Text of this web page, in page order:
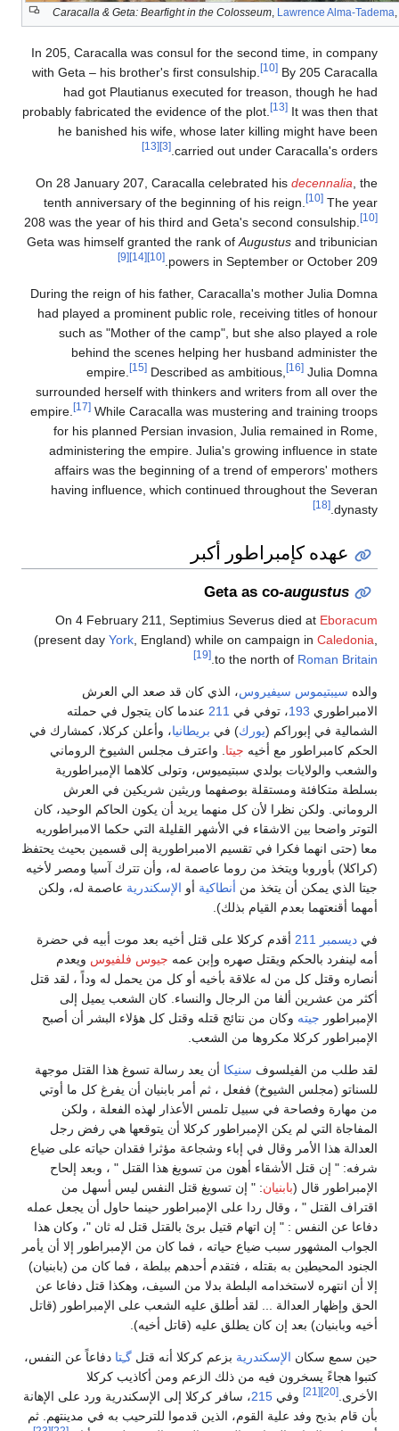
Caracalla & Geta: Bearfight in the Colosseum, Lawrence Alma-Tadema
In 205, Caracalla was consul for the second time, in company
with Geta – his brother's first consulship.
[10] By 205 Caracalla
had got Plautianus executed for treason, though he had
probably fabricated the evidence of the plot.
[13] It was then that
he banished his wife, whose later killing might have been
carried out under Caracalla's orders.
[3]
[13]
On 28 January 207, Caracalla celebrated his decennalia, the
tenth anniversary of the beginning of his reign.
[10] The year
208 was the year of his third and Geta's second consulship.
[10]
Geta was himself granted the rank ofAugustus and tribunician
powers in September or October 209.
[10]
[14]
[9]
During the reign of his father, Caracalla's mother Julia Domna
had played a prominent public role, receiving titles of honour
such as "Mother of the camp", but she also played a role
behind the scenes helping her husband administer the
empire.
[15] Described as ambitious, [16] Julia Domna
surrounded herself with thinkers and writers from all over the
empire.
[17] While Caracalla was mustering and training troops
for his planned Persian invasion, Julia remained in Rome,
administering the empire. Julia's growing influence in state
affairs was the beginning of a trend of emperors' mothers
having influence, which continued throughout the Severan
dynasty.
[18]
عهده كإمبراطور أكبر
Geta as co-augustus
On 4 February 211, Septimius Severus died at Eboracum
(present day York, England) while on campaign in Caledonia,
to the north of Roman Britain
.
[19]
والده سيبتيموس سيفيروس، الذي كان قد صعد الي العرش
الامبراطوري 193، توفي في 211 عندما كان يتجول في حملته
الشمالية في إبوراكم (يورك) في بريطانيا، وأعلن كركلا، كمشارك في
الحكم كامبراطور مع أخيه جيتا. واعترف مجلس الشيوخ الروماني
والشعب والولايات بولدي سبتيميوس، وتولى كلاهما الإمبراطورية
بسلطة متكافئة ومستقلة بوصفهما وريثين شريكين في العرش
الروماني. ولكن نظرا لأن كل منهما يريد أن يكون الحاكم الوحيد، كان
التوتر واضحا بين الاشقاء في الأشهر القليلة التي حكما الامبراطوريه
معا (حتى انهما فكرا في تقسيم الامبراطورية إلى قسمين بحيث يحتفظ
(كراكلا) بأوروبا ويتخذ من روما عاصمة له، وأن تترك آسيا ومصر لأخيه
جيتا الذي يمكن أن يتخذ من أنطاكية أو الإسكندرية عاصمة له، ولكن
أمهما أقنعتهما بعدم القيام بذلك).
في ديسمبر 211 أقدم كركلا على قتل أخيه بعد موت أبيه في حضرة
أمه لينفرد بالحكم ويقتل صهره وإبن عمه جيوس فلفيوس ويعدم
أنصاره وقتل كل من له علاقة بأخيه أو كل من يحمل له وداً ، لقد قتل
أكثر من عشرين ألفا من الرجال والنساء. كان الشعب يميل إلى
الإمبراطور جيته وكان من نتائج قتله وقتل كل هؤلاء البشر أن أصبح
الإمبراطور كركلا مكروها من الشعب.
لقد طلب من الفيلسوف سنيكا أن يعد رسالة تسوغ هذا القتل موجهة
للسناتو (مجلس الشيوخ) ففعل ، ثم أمر بابنيان أن يفرغ كل ما أوتي
من مهارة وفصاحة في سبيل تلمس الأعذار لهذه الفعلة ، ولكن
المفاجاة التي لم يكن الإمبراطور كركلا أن يتوقعها هي رفض رجل
العدالة هذا الأمر وقال في إباء وشجاعة مؤثرا فقدان حياته على ضياع
شرفه: " إن قتل الأشقاء أهون من تسويغ هذا القتل " ، وبعد إلحاح
الإمبراطور قال (بابنيان: " إن تسويغ قتل النفس ليس أسهل من
اقتراف القتل " ، وقال ردا على الإمبراطور حينما حاول أن يجعل عمله
دفاعا عن النفس : " إن اتهام قتيل برئ بالقتل قتل له ثان "، وكان هذا
الجواب المشهور سبب ضياع حياته ، فما كان من الإمبراطور إلا أن يأمر
الجنود المحيطين به بقتله ، فتقدم أحدهم ببلطة ، فما كان من (بابنيان)
إلا أن انتهره لاستخدامه البلطة بدلا من السيف، وهكذا قتل دفاعا عن
الحق وإظهار العدالة ... لقد أطلق عليه الشعب على الإمبراطور (قاتل
أخيه وبابنيان) بعد إن كان يطلق عليه (قاتل أخيه).
حين سمع سكان الإسكندرية بزعم كركلا أنه قتل گـِتا دفاعاً عن النفس،
كتبوا هجاءً يسخرون فيه من ذلك الزعم ومن أكاذيب كركلا
الأخرى.[20]
[21] وفي 215، سافر كركلا إلى الإسكندرية ورد على الإهانة
بأن قام بذبح وفد علية القوم، الذين قدموا للترحيب به في مدينتهم. ثم